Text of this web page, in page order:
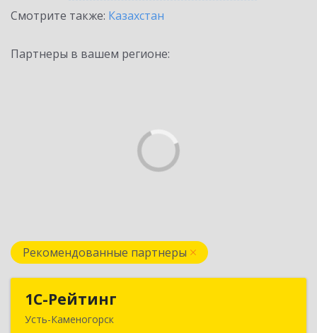
Смотрите также: Казахстан
Партнеры в вашем регионе:
Рекомендованные партнеры
1С-Рейтинг
Усть-Каменогорск